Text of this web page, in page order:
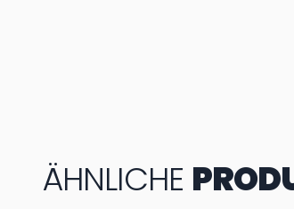
ÄHNLICHE